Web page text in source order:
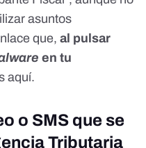
asuntos
que, al pulsar
en tu
aquí.
o SMS que se
Tributaria